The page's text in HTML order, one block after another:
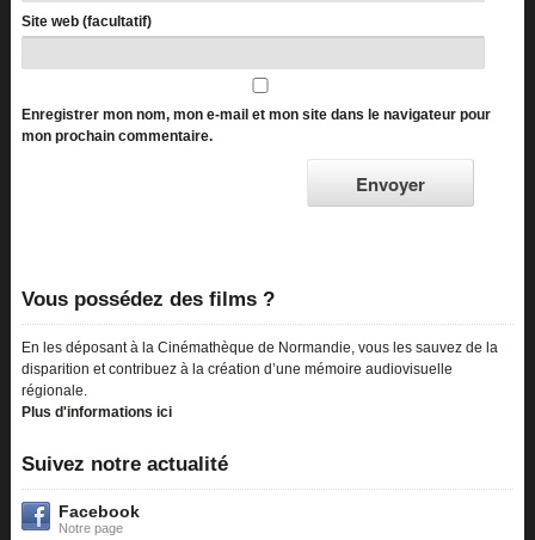
Site web (facultatif)
Enregistrer mon nom, mon e-mail et mon site dans le navigateur pour
mon prochain commentaire.
Vous possédez des films ?
En les déposant à la Cinémathèque de Normandie, vous les sauvez de la
disparition et contribuez à la création d’une mémoire audiovisuelle
régionale.
Plus d'informations ici
Suivez notre actualité
Facebook
Notre page